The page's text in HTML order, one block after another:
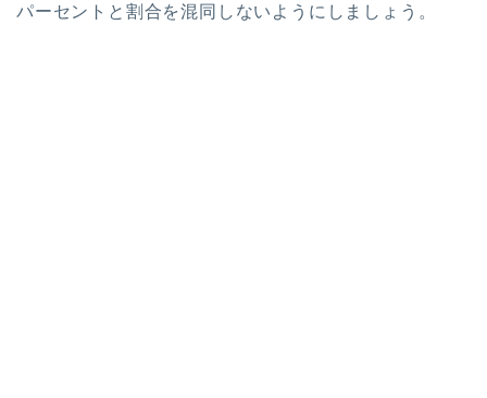
パーセントと割合を混同しないようにしましょう。